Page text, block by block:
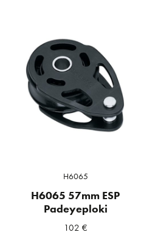
H6065
H6065 57mm ESP
Padeyeploki
102 €